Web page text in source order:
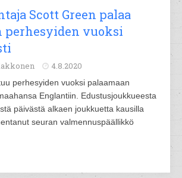
Scott Green palaa
vuoksi
4.8.2020
perhesyiden vuoksi palaamaan
Englantiin. Edustusjoukkueesta
päivästä alkaen joukkuetta kausilla
seuran valmennuspäällikkö